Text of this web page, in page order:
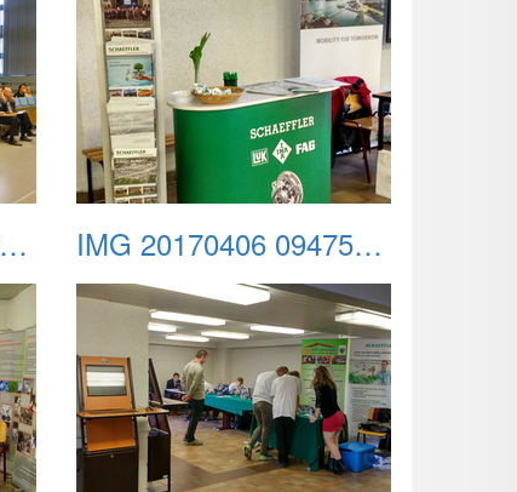
IMG 20170406 094829 HDR IMG 20170406 094757 HDR